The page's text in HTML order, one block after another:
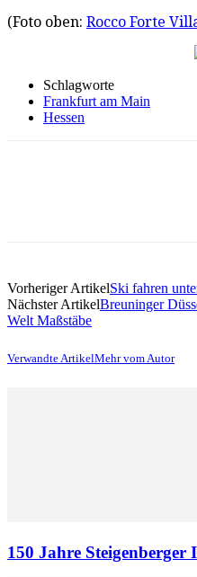
(Foto oben: Rocco Forte
Schlagworte
Frankfurt am Main
Hessen
Vorheriger ArtikelSki fahren
Nächster ArtikelBreuninger
Welt Maßstäbe
Verwandte ArtikelMehr vom Autor
150 Jahre